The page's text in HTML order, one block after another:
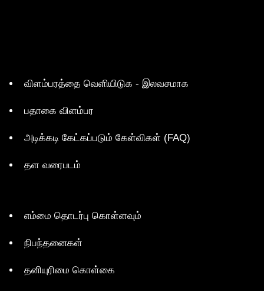
விளம்பரத்தை வெளியிடுக - இலவசமாக
பதாகை விளம்பர
அடிக்கடி கேட்கப்படும் கேள்விகள் (FAQ)
தள வரைபடம்
எம்மை தொடர்பு கொள்ளவும்
நிபந்தனைகள்
தனியுரிமை கொள்கை